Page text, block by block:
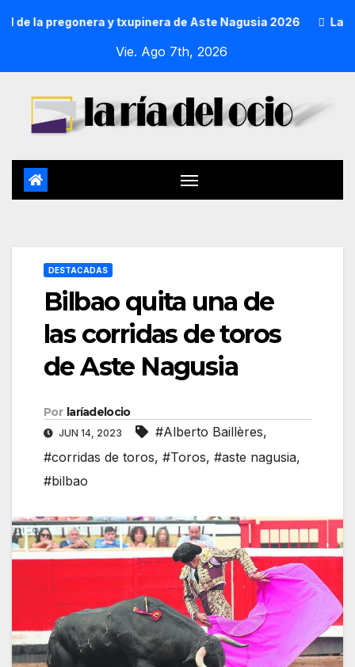
pregonera y txupinera de Aste Nagusia 2026 La
Vie. Ago 7th, 2026
DESTACADAS
Bilbao quita una de
las corridas de toros
de Aste Nagusia
Por laríadelocio
JUN 14, 2023 #Alberto Baillères,
#corridas de toros, #Toros, #aste nagusia,
#bilbao